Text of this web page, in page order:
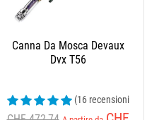
Canna Da Mosca Devaux
Dvx T56
(16 recensioni